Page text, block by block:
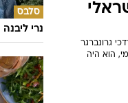
גרונברגר
הוא היה
סלבס
נרי